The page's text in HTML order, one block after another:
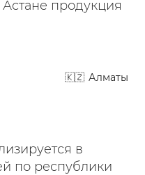
продукция
Алматы
в
по республики